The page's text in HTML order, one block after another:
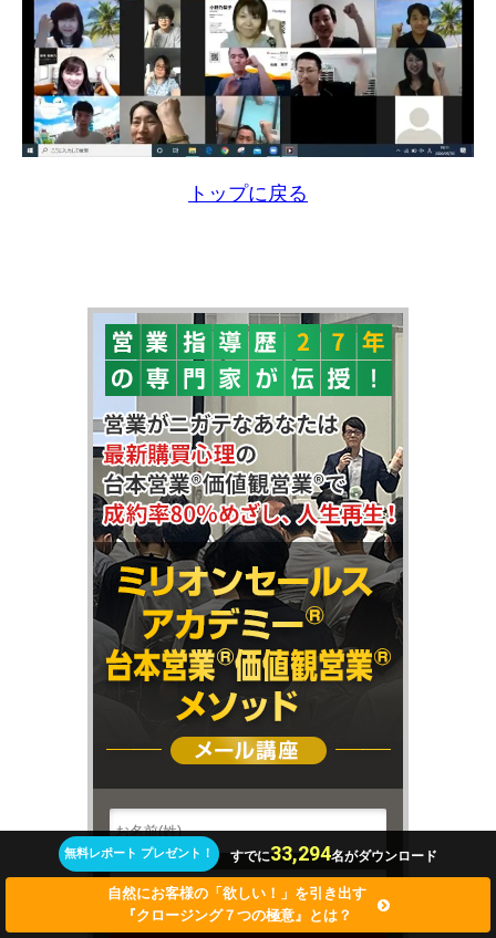
トップに戻る
無料レポート プレゼント！ すでに33,294名がダウンロード
自然にお客様の「欲しい！」を引き出す
『クロージング７つの極意』とは？